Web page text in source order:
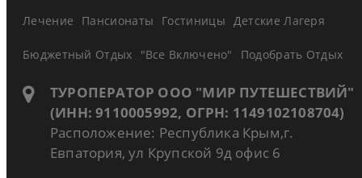
Лечение Пансионаты Гостиницы Детские Лагеря
Бюджетный Отдых "Все Включено" Подобрать Отдых
ТУРОПЕРАТОР ООО "МИР ПУТЕШЕСТВИЙ"
(ИНН: 9110005992, ОГРН: 1149102108704)
Расположение: Республика Крым,г.
Евпатория, ул Крупской 9д офис 6